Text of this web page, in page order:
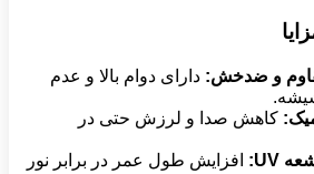
و ضدخش: دارای دوام بالا و عدم
: کاهش صدا و لرزش حتی در
افزایش طول عمر در برابر نور